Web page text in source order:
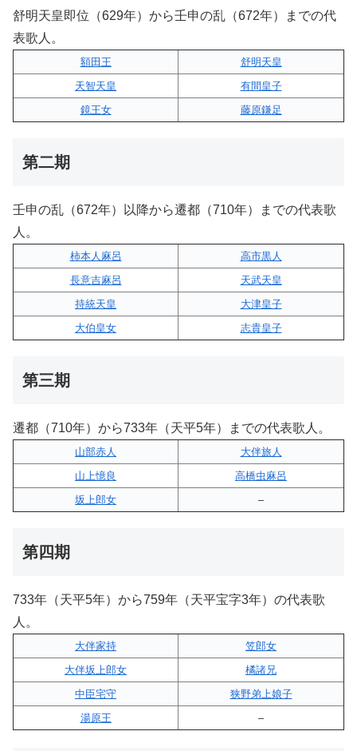
舒明天皇即位（629年）から壬申の乱（672年）までの代
表歌人。
額田王
舒明天皇
天智天皇
有間皇子
鏡王女
藤原鎌足
第二期
壬申の乱（672年）以降から遷都（710年）までの代表歌
人。
柿本人麻呂
高市黒人
長意吉麻呂
天武天皇
持統天皇
大津皇子
大伯皇女
志貴皇子
第三期
遷都（710年）から733年（天平5年）までの代表歌人。
山部赤人
大伴旅人
山上憶良
高橋虫麻呂
坂上郎女
–
第四期
733年（天平5年）から759年（天平宝字3年）の代表歌
人。
大伴家持
笠郎女
大伴坂上郎女
橘諸兄
中臣宅守
狭野弟上娘子
湯原王
–